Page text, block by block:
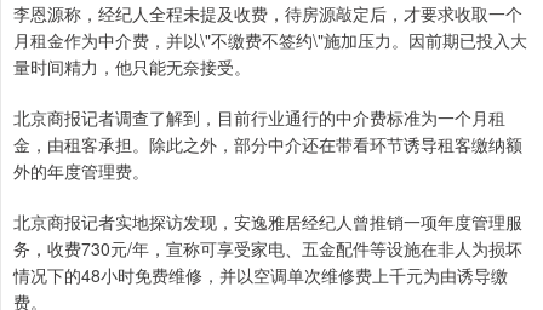
李恩源称，经纪人全程未提及收费，待房源敲定后，才要求收取一个
月租金作为中介费，并以\"不缴费不签约\"施加压力。因前期已投入大
量时间精力，他只能无奈接受。
北京商报记者调查了解到，目前行业通行的中介费标准为一个月租
金，由租客承担。除此之外，部分中介还在带看环节诱导租客缴纳额
外的年度管理费。
北京商报记者实地探访发现，安逸雅居经纪人曾推销一项年度管理服
务，收费730元/年，宣称可享受家电、五金配件等设施在非人为损坏
情况下的48小时免费维修，并以空调单次维修费上千元为由诱导缴
费。